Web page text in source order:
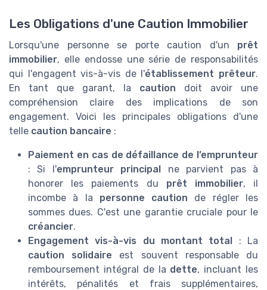
Les Obligations d'une Caution Immobilier
Lorsqu'une personne se porte caution d'un prêt
immobilier, elle endosse une série de responsabilités
qui l'engagent vis-à-vis de l'établissement prêteur.
En tant que garant, la caution doit avoir une
compréhension claire des implications de son
engagement. Voici les principales obligations d'une
telle caution bancaire :
Paiement en cas de défaillance de l’emprunteur
: Si l'emprunteur principal ne parvient pas à
honorer les paiements du prêt immobilier, il
incombe à la personne caution de régler les
sommes dues. C'est une garantie cruciale pour le
créancier.
Engagement vis-à-vis du montant total : La
caution solidaire est souvent responsable du
remboursement intégral de la dette, incluant les
intérêts, pénalités et frais supplémentaires,